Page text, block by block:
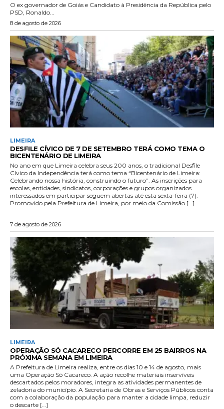
O ex governador de Goiás e Candidato à Presidência da República pelo
PSD, Ronaldo...
8 de agosto de 2026
LIMEIRA
DESFILE CÍVICO DE 7 DE SETEMBRO TERÁ COMO TEMA O
BICENTENÁRIO DE LIMEIRA
No ano em que Limeira celebra seus 200 anos, o tradicional Desfile
Cívico da Independência terá como tema “Bicentenário de Limeira:
Celebrando nossa história, construindo o futuro”. As inscrições para
escolas, entidades, sindicatos, corporações e grupos organizados
interessados em participar seguem abertas até esta sexta-feira (7).
Promovido pela Prefeitura de Limeira, por meio da Comissão […]
7 de agosto de 2026
LIMEIRA
OPERAÇÃO SÓ CACARECO PERCORRE EM 25 BAIRROS NA
PRÓXIMA SEMANA EM LIMEIRA
A Prefeitura de Limeira realiza, entre os dias 10 e 14 de agosto, mais
uma Operação Só Cacareco. A ação recolhe materiais inservíveis
descartados pelos moradores, integra as atividades permanentes de
zeladoria do município. A Secretaria de Obras e Serviços Públicos conta
com a colaboração da população para manter a cidade limpa, reduzir
o descarte […]